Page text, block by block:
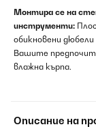
Монтира се на
инструменти:
обикновени
Вашите
влажна кърпа.
Описание на